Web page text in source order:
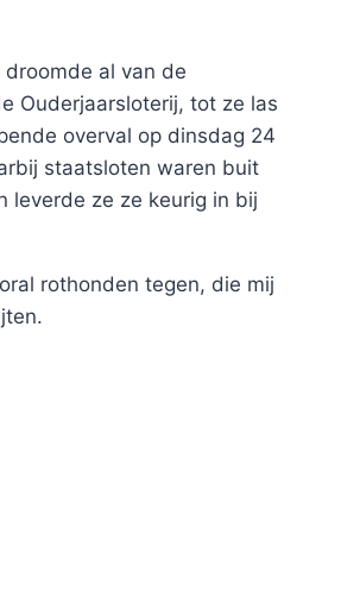
droomde al van de
Ouderjaarsloterij, tot ze las
overval op dinsdag 24
staatsloten waren buit
leverde ze ze keurig in bij
rothonden tegen, die mij